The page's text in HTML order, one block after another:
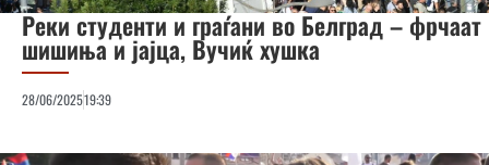
Реки студенти и граѓани во Белград – фрчаат
шишиња и јајца, Вучиќ хушка
28/06/202519:39